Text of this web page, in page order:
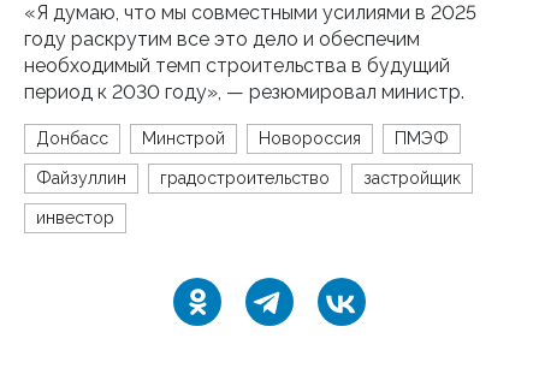
«Я думаю, что мы совместными усилиями в 2025
году раскрутим все это дело и обеспечим
необходимый темп строительства в будущий
период к 2030 году», — резюмировал министр.
Донбасс Минстрой Новороссия ПМЭФ
Файзуллин градостроительство застройщик
инвестор